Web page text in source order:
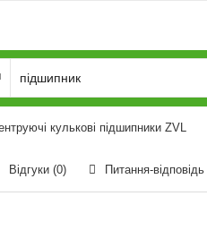
кулькові підшипники ZVL
Відгуки (0) Питання-відповідь